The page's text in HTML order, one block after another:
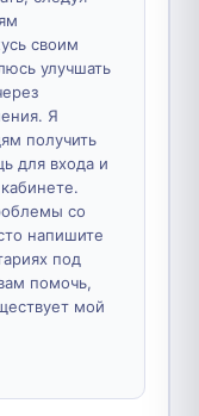
своим
улучшать
Я
получить
для входа и
со
напишите
под
помочь,
мой